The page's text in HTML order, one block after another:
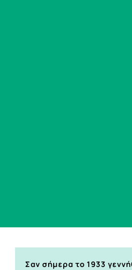
Σαν σήμερα το 1933